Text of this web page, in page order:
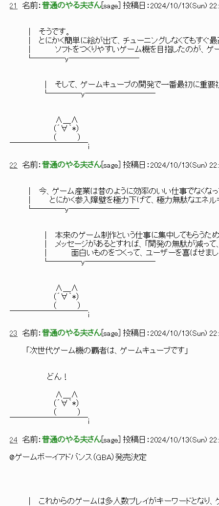
21 名前： 普通のやる夫さん sage ] 投稿日： 2024/10/13(Sun)
│ そうです。
│ とにかく簡単に絵が出て、チューニングしなくてもすぐ最
│ ソフトをつくりやすいゲーム機を目指したのが、ゲー
└────y─────────
│ そして、ゲームキューブの開発で一番最初に重要視し
└────y─────────
∧＿∧
（´∀｀*）
（ ）
￣￣￣￣￣￣￣￣￣￣i
22 名前： 普通のやる夫さん sage ] 投稿日： 2024/10/13(Sun)
│ 今、ゲーム産業は昔のように効率のいい仕事でなくなっ
│ とにかく参入障壁を極力下げて、極力無駄なエネルギ
└────y─────────
│ 本来のゲーム制作という仕事に集中してもらうため
│ メッセージがあるとすれば、「開発の無駄が減って、
│ 面白いものをつくって、ユーザーを喜ばせましょう
└────y─────────
∧＿∧
（´∀｀*）
（ ）
￣￣￣￣￣￣￣￣￣￣i
23 名前： 普通のやる夫さん sage ] 投稿日： 2024/10/13(Sun)
「次世代ゲーム機の覇者は、ゲームキューブです」
どん！
∧＿∧
（´∀｀*）
（ ）
￣￣￣￣￣￣￣￣￣￣i
24 名前： 普通のやる夫さん sage ] 投稿日： 2024/10/13(Sun)
@ゲームボーイアドバンス（GBA）発売決定
│ これからのゲームは多人数プレイがキーワードとなり、ゲ